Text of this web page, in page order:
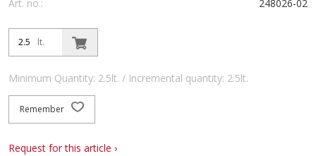
Art. no.: 248026-02
lt.
Minimum Quantity: 2.5lt. / Incremental quantity: 2.5lt.
Remember
Request for this article ›